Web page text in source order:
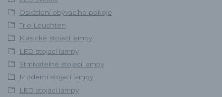
Osvětlení obývacího pokoje
Trio Leuchten
Klasické stojací lampy
LED stojací lampy
Stmívatelné stojací lampy
Moderní stojací lampy
LED stojací lampy